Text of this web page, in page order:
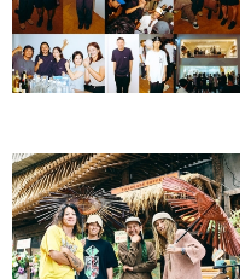
叶える
阪
化
とは応援
ること